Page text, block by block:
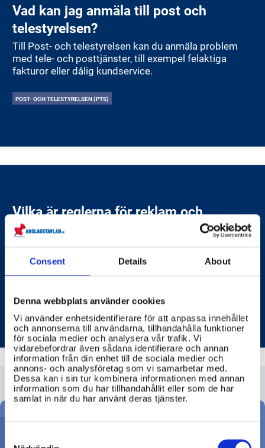
Consent Details About
Denna webbplats använder cookies
Vi använder enhetsidentifierare för att anpassa innehållet
och annonserna till användarna, tillhandahålla funktioner
för sociala medier och analysera vår trafik. Vi
vidarebefordrar även sådana identifierare och annan
information från din enhet till de sociala medier och
annons- och analysföretag som vi samarbetar med.
Dessa kan i sin tur kombinera informationen med annan
information som du har tillhandahållit eller som de har
samlat in när du har använt deras tjänster.
Selection
Vad kan jag anmäla till post och
telestyrelsen?
Till Post- och telestyrelsen kan du anmäla problem
med tele- och posttjänster, till exempel felaktiga
fakturor eller dålig kundservice.
POST- OCH TELESTYRELSEN (PTS)
Vilka är reglerna för reklam och
sponsring i media?
komplexa och omfattar flera områden, från
konsumentskydd till mediernas oberoende.
MEDIEMYNDIGHETEN